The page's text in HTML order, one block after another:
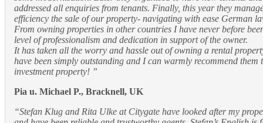
addressed all enquiries from tenants. Finally, this year they
efficiency the sale of our property- navigating with ease German
From owning properties in other countries I have never before
level of professionalism and dedication in support of the owner.
It has taken all the worry and hassle out of owning a rental
have been simply outstanding and I can warmly recommend them
investment property! ”
Pia u. Michael P., Bracknell, UK
“Stefan Klug and Rita Ulke at Citygate have looked after my